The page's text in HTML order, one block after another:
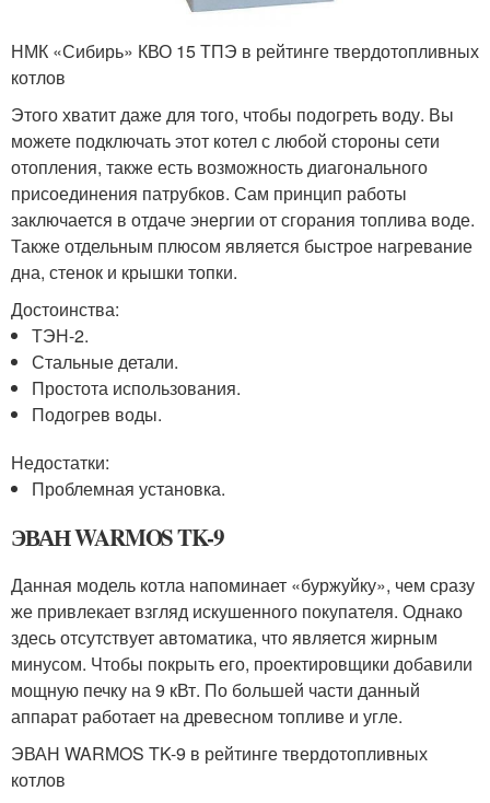
НМК «Сибирь» КВО 15 ТПЭ в рейтинге твердотопливных
котлов
Этого хватит даже для того, чтобы подогреть воду. Вы
можете подключать этот котел с любой стороны сети
отопления, также есть возможность диагонального
присоединения патрубков. Сам принцип работы
заключается в отдаче энергии от сгорания топлива воде.
Также отдельным плюсом является быстрое нагревание
дна, стенок и крышки топки.
Достоинства:
ТЭН-2.
Стальные детали.
Простота использования.
Подогрев воды.
Недостатки:
Проблемная установка.
ЭВАН WARMOS TK-9
Данная модель котла напоминает «буржуйку», чем сразу
же привлекает взгляд искушенного покупателя. Однако
здесь отсутствует автоматика, что является жирным
минусом. Чтобы покрыть его, проектировщики добавили
мощную печку на 9 кВт. По большей части данный
аппарат работает на древесном топливе и угле.
ЭВАН WARMOS TK-9 в рейтинге твердотопливных
котлов